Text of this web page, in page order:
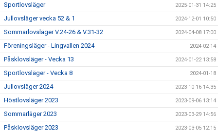
Sportlovsläger 2025-01-31 14:25
Jullovsläger vecka 52 & 1 2024-12-01 10:50
Sommarlovsläger V.24-26 & V.31-32 2024-04-08 17:00
Föreningsläger - Lingvallen 2024 2024-02-14
Påsklovsläger - Vecka 13 2024-01-22 13:58
Sportlovsläger - Vecka 8 2024-01-18
Jullovsläger 2024 2023-10-16 14:35
Höstlovsläger 2023 2023-09-06 13:14
Sommarläger 2023 2023-03-29 14:56
Påsklovsläger 2023 2023-03-05 12:15